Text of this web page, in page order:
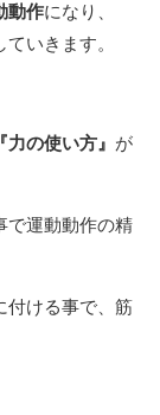
動作になり、
いきます。
『力の使い方』 が
で運動動作の精
付ける事で、筋